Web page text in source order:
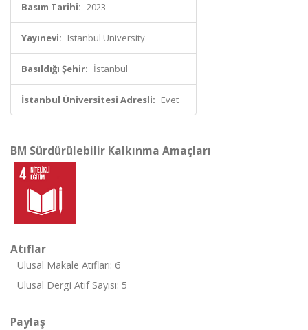
Basım Tarihi: 2023
Yayınevi: Istanbul University
Basıldığı Şehir: İstanbul
İstanbul Üniversitesi Adresli: Evet
BM Sürdürülebilir Kalkınma Amaçları
Atıflar
Ulusal Makale Atıfları: 6
Ulusal Dergi Atıf Sayısı: 5
Paylaş